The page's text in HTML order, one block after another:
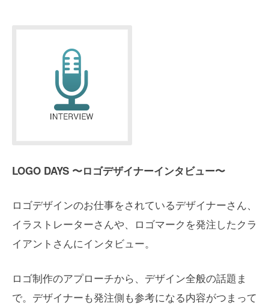
LOGO DAYS 〜ロゴデザイナーインタビュー〜
ロゴデザインのお仕事をされているデザイナーさん、
イラストレーターさんや、ロゴマークを発注したクラ
イアントさんにインタビュー。
ロゴ制作のアプローチから、デザイン全般の話題ま
で。デザイナーも発注側も参考になる内容がつまって